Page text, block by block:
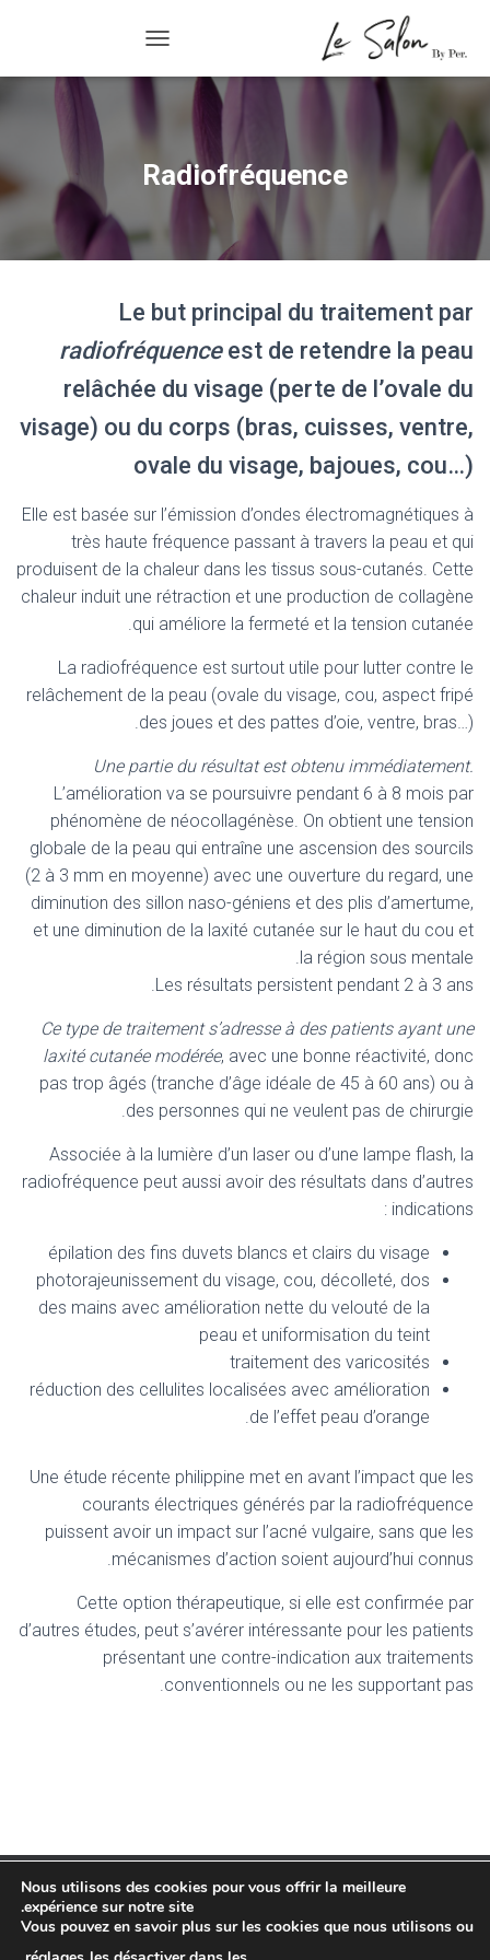
Radiofréquence
Radiofréquence
Le but principal du traitement par
radiofréquenceest de retendre la peau
relâchée du visage (perte de l’ovale du
visage) ou du corps (bras, cuisses, ventre,
ovale du visage, bajoues, cou…)
Elle est basée sur l’émission d’ondes électromagnétiques à
très haute fréquence passant à travers la peau et qui
produisent de la chaleur dans les tissus sous-cutanés. Cette
chaleur induit une rétraction et une production de collagène
qui améliore la fermeté et la tension cutanée.
La radiofréquence est surtout utile pour lutter contre le
relâchement de la peau (ovale du visage, cou, aspect fripé
des joues et des pattes d’oie, ventre, bras…).
Une partie du résultat est obtenu immédiatement.
L’amélioration va se poursuivre pendant 6 à 8 mois par
phénomène de néocollagénèse. On obtient une tension
globale de la peau qui entraîne une ascension des sourcils
(2 à 3 mm en moyenne) avec une ouverture du regard, une
diminution des sillon naso-géniens et des plis d’amertume,
et une diminution de la laxité cutanée sur le haut du cou et
la région sous mentale.
Les résultats persistent pendant 2 à 3 ans.
Ce type de traitement s’adresse à des patients ayant une
laxité cutanée modérée, avec une bonne réactivité, donc
pas trop âgés (tranche d’âge idéale de 45 à 60 ans) ou à
des personnes qui ne veulent pas de chirurgie.
Associée à la lumière d’un laser ou d’une lampe flash, la
radiofréquence peut aussi avoir des résultats dans d’autres
indications :
épilation des fins duvets blancs et clairs du visage
photorajeunissement du visage, cou, décolleté, dos
des mains avec amélioration nette du velouté de la
peau et uniformisation du teint
traitement des varicosités
réduction des cellulites localisées avec amélioration
de l’effet peau d’orange.
Une étude récente philippine met en avant l’impact que les
courants électriques générés par la radiofréquence
puissent avoir un impact sur l’acné vulgaire, sans que les
mécanismes d’action soient aujourd’hui connus.
Cette option thérapeutique, si elle est confirmée par
d’autres études, peut s’avérer intéressante pour les patients
présentant une contre-indication aux traitements
conventionnels ou ne les supportant pas.
ACCUEIL
TARIF
Nous utilisons des cookies pour vous offrir la meilleure
expérience sur notre site.
Vous pouvez en savoir plus sur les cookies que nous utilisons ou